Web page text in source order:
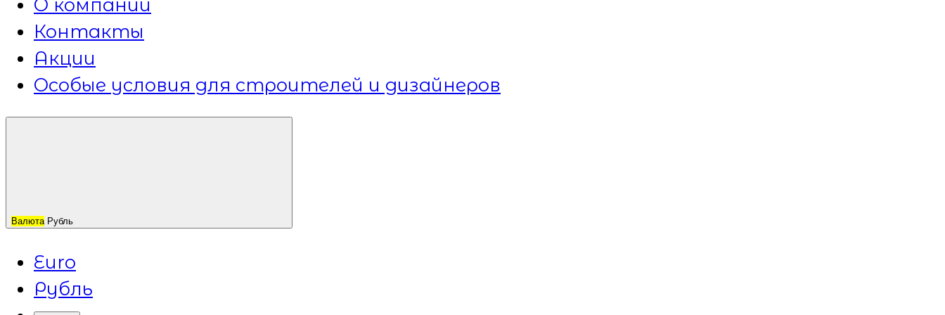
О компании
Контакты
Акции
Особые условия для строителей и дизайнеров
Валюта Рубль
Euro
Рубль